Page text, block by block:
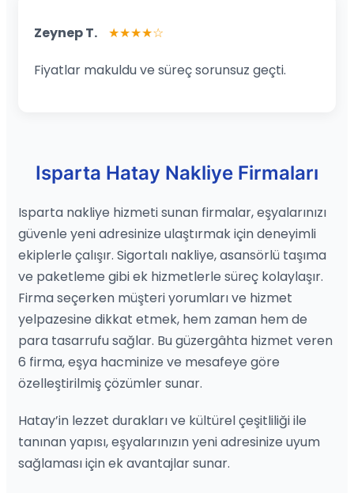
Zeynep T. ★★★★☆
Fiyatlar makuldu ve süreç sorunsuz geçti.
Isparta Hatay Nakliye Firmaları
Isparta nakliye hizmeti sunan firmalar, eşyalarınızı
güvenle yeni adresinize ulaştırmak için deneyimli
ekiplerle çalışır. Sigortalı nakliye, asansörlü taşıma
ve paketleme gibi ek hizmetlerle süreç kolaylaşır.
Firma seçerken müşteri yorumları ve hizmet
yelpazesine dikkat etmek, hem zaman hem de
para tasarrufu sağlar. Bu güzergâhta hizmet veren
6 firma, eşya hacminize ve mesafeye göre
özelleştirilmiş çözümler sunar.
Hatay’in lezzet durakları ve kültürel çeşitliliği ile
tanınan yapısı, eşyalarınızın yeni adresinize uyum
sağlaması için ek avantajlar sunar.